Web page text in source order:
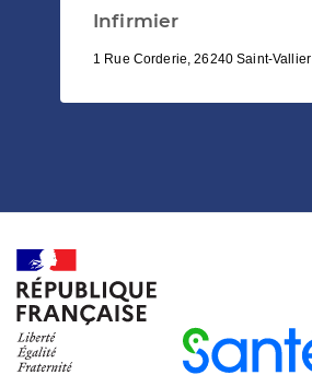
Infirmier
1 Rue Corderie, 26240 Saint-Vallier